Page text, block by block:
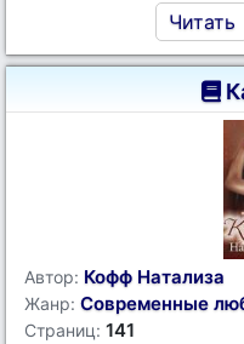
Читать
Автор: Кофф Натализа
Жанр: Современные
Страниц: 141